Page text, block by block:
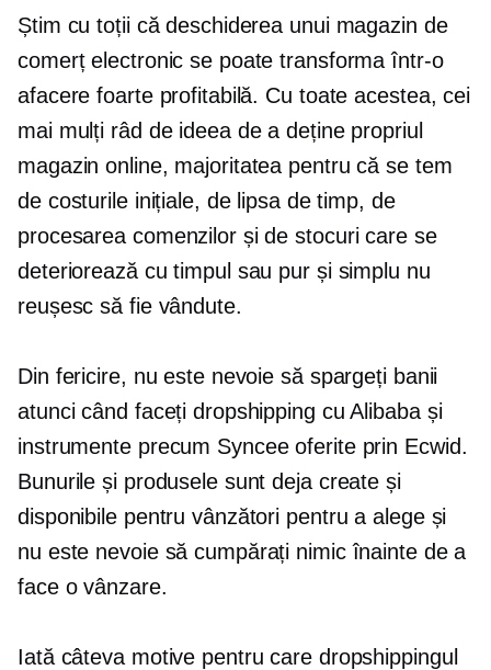
Știm cu toții că deschiderea unui magazin de
comerț electronic se poate transforma într-o
afacere foarte profitabilă. Cu toate acestea, cei
mai mulți râd de ideea de a deține propriul
magazin online, majoritatea pentru că se tem
de costurile inițiale, de lipsa de timp, de
procesarea comenzilor și de stocuri care se
deteriorează cu timpul sau pur și simplu nu
reușesc să fie vândute.
Din fericire, nu este nevoie să spargeți banii
atunci când faceți dropshipping cu Alibaba și
instrumente precum Syncee oferite prin Ecwid.
Bunurile și produsele sunt deja create și
disponibile pentru vânzători pentru a alege și
nu este nevoie să cumpărați nimic înainte de a
face o vânzare.
Iată câteva motive pentru care dropshippingul